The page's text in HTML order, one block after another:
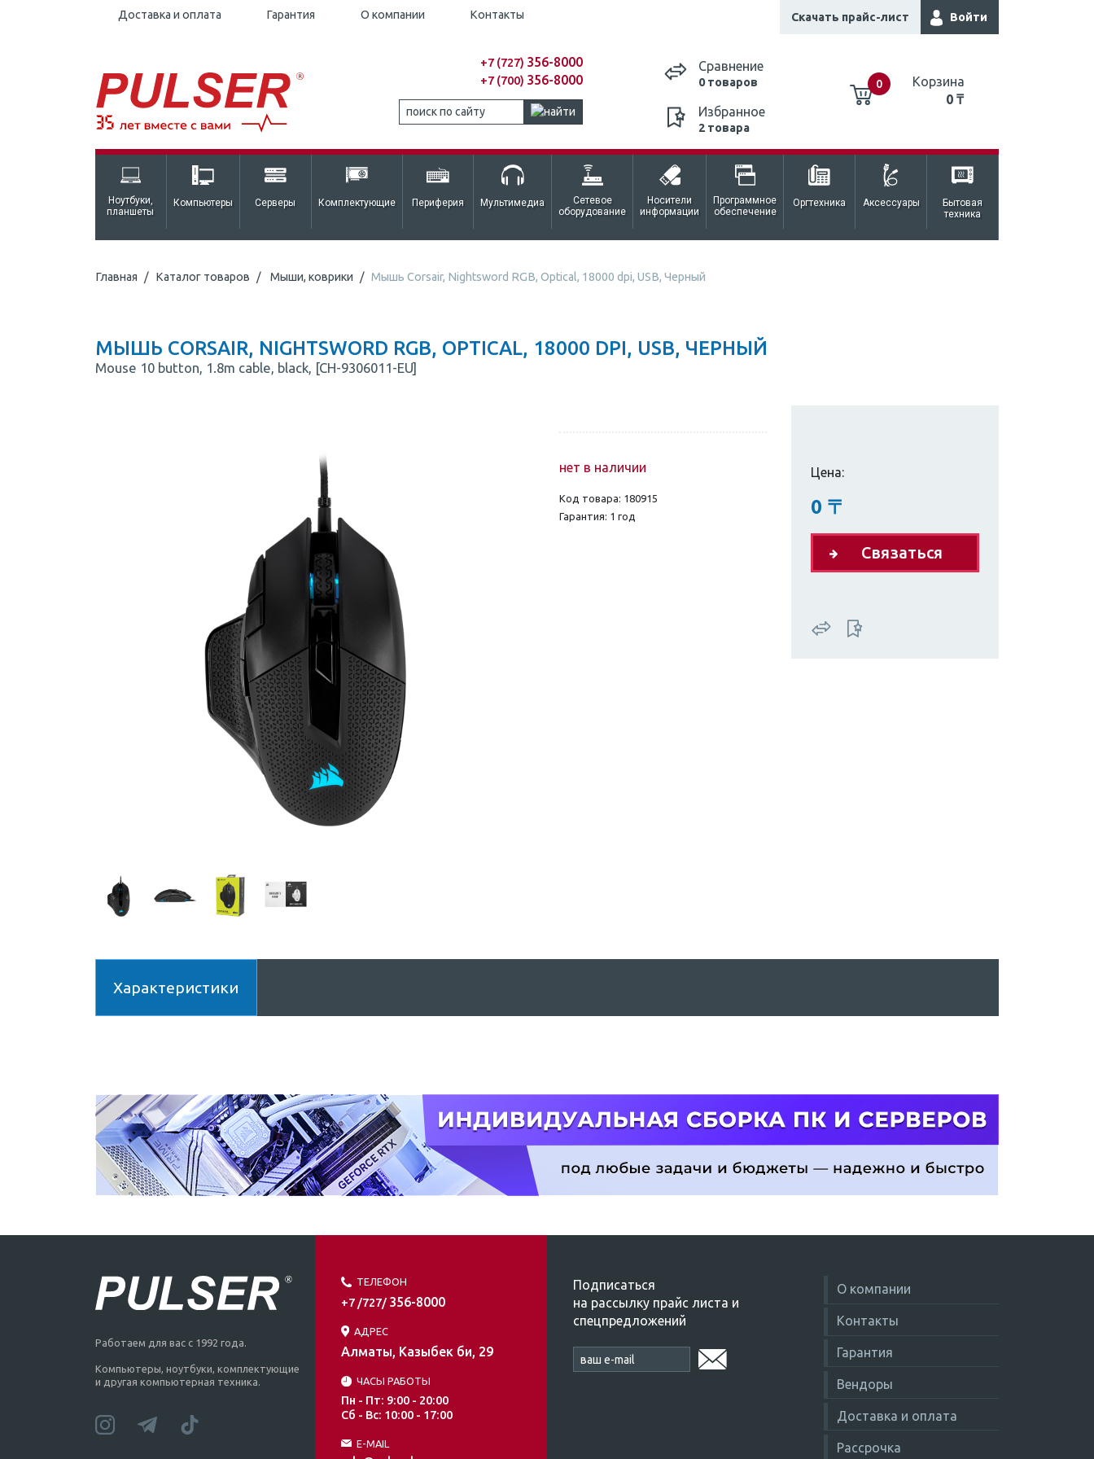
Доставка и оплата Гарантия О компании Контакты Скачать прайс-лист Войти
+7 (727) 356-8000
+7 (700) 356-8000
Сравнение
0 товаров
Избранное
2 товара
0
Корзина
0 ₸
0 ₸
Ноутбуки,
планшеты
Компьютеры Серверы Комплектующие Периферия Мультимедиа
Сетевое
оборудование
Носители
информации
Программное
обеспечение
Оргтехника Аксессуары
Бытовая
техника
Главная Каталог товаров Мыши, коврики Мышь Corsair, Nightsword RGB, Optical, 18000 dpi, USB, Черный
МЫШЬ CORSAIR, NIGHTSWORD RGB, OPTICAL, 18000 DPI, USB, ЧЕРНЫЙ
Mouse 10 button, 1.8m cable, black, [CH-9306011-EU]
нет в наличии
Код товара: 180915
Гарантия: 1 год
Цена:
0 〒
Связаться
Характеристики
Работаем для вас с 1992 года.
Компьютеры, ноутбуки, комплектующие
и другая компьютерная техника.
ТЕЛЕФОН
+7 /727/ 356-8000
АДРЕС
Алматы, Казыбек би, 29
ЧАСЫ РАБОТЫ
Пн - Пт: 9:00 - 20:00
Сб - Вс: 10:00 - 17:00
E-MAIL
Подписаться
на рассылку прайс листа и
спецпредложений
О компании
Контакты
Гарантия
Вендоры
Доставка и оплата
Рассрочка